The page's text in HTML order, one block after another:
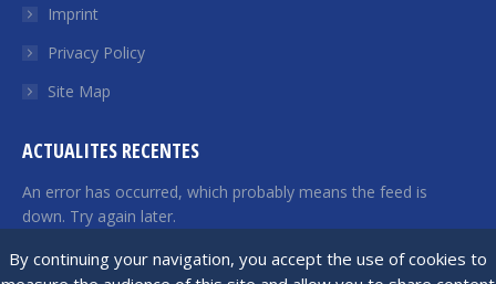
By continuing your navigation, you accept the use of cookies to
Imprint
Privacy Policy
Site Map
ACTUALITES RECENTES
An error has occurred, which probably means the feed is
down. Try again later.